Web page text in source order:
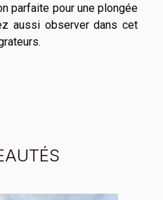
parfaite pour une plongée
aussi observer dans cet